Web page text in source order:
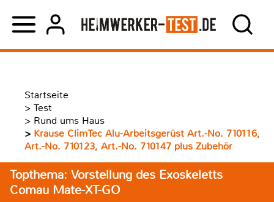
Startseite
> Test
> Rund ums Haus
> Krause ClimTec Alu-Arbeitsgerüst Art.-No. 710116,
Art.-No. 710123, Art.-No. 710147 plus Zubehör
Topthema: Vorstellung des Exoskeletts
Comau Mate-XT-GO